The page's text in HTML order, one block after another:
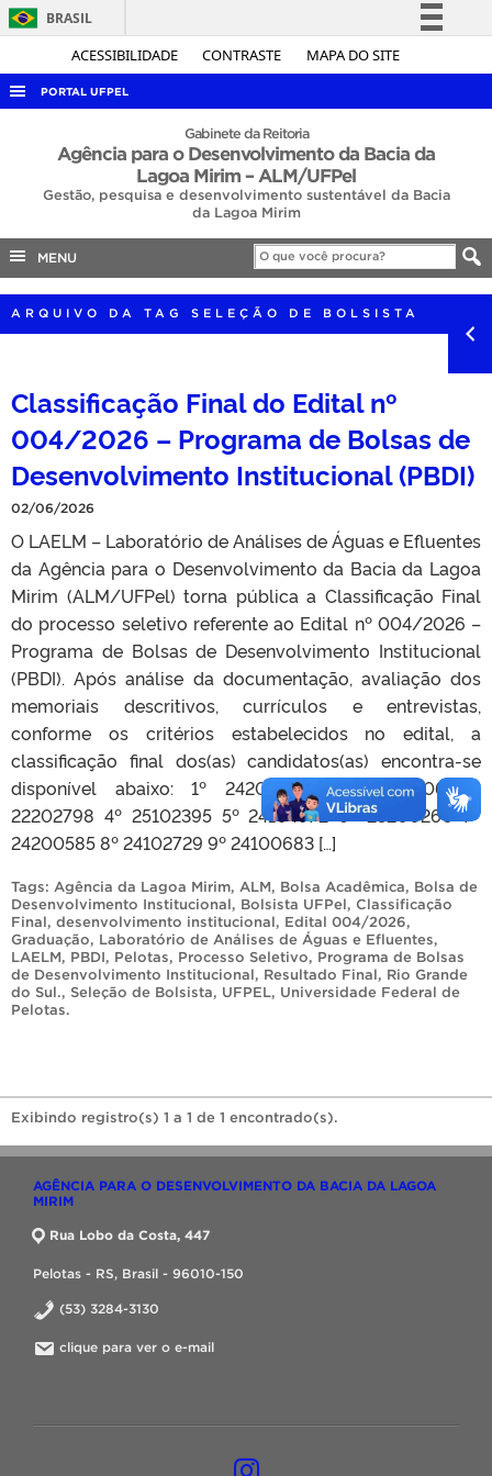
ACESSIBILIDADE CONTRASTE MAPA DO SITE
BRASIL
Simplifique!
Acesso à informação
Legislação
PORTAL UFPEL
AUDITORIA
COBALTO
CONCURSOS
EDITAIS
INTERNACIONAL
Gabinete da Reitoria
Agência para o Desenvolvimento da Bacia da
Lagoa Mirim – ALM/UFPel
Gestão, pesquisa e desenvolvimento sustentável da Bacia
da Lagoa Mirim
MENU
ARQUIVO DA TAG SELEÇÃO DE BOLSISTA
Classificação Final do Edital nº
004/2026 – Programa de Bolsas de
Desenvolvimento Institucional (PBDI)
02/06/2026
O LAELM – Laboratório de Análises de Águas e Efluentes
da Agência para o Desenvolvimento da Bacia da Lagoa
Mirim (ALM/UFPel) torna pública a Classificação Final
do processo seletivo referente ao Edital nº 004/2026 –
Programa de Bolsas de Desenvolvimento Institucional
(PBDI). Após análise da documentação, avaliação dos
memoriais descritivos, currículos e entrevistas,
conforme os critérios estabelecidos no edital, a
classificação final dos(as) candidatos(as) encontra-se
disponível abaixo: 1º 24200760 2º 24103106 3º
22202798 4º 25102395 5º 24104972 6º 23200260 7º
24200585 8º 24102729 9º 24100683 […]
Tags: Agência da Lagoa Mirim, ALM, Bolsa Acadêmica, Bolsa de
Desenvolvimento Institucional, Bolsista UFPel, Classificação
Final, desenvolvimento institucional, Edital 004/2026,
Graduação, Laboratório de Análises de Águas e Efluentes,
LAELM, PBDI, Pelotas, Processo Seletivo, Programa de Bolsas
de Desenvolvimento Institucional, Resultado Final, Rio Grande
do Sul., Seleção de Bolsista, UFPEL, Universidade Federal de
Pelotas.
Exibindo registro(s) 1 a 1 de 1 encontrado(s).
AGÊNCIA PARA O DESENVOLVIMENTO DA BACIA DA LAGOA
MIRIM
Rua Lobo da Costa, 447
Pelotas - RS, Brasil - 96010-150
(53) 3284-3130
clique para ver o e-mail